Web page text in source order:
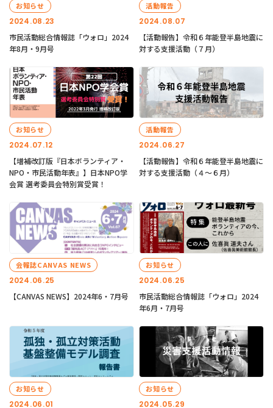
2024.08.23
お知らせ
市民活動総合情報誌「ウォロ」2024
年8月・9月号
2024.08.07
活動報告
【活動報告】令和６年能登半島地震に
対する支援活動（７月）
2024.07.12
お知らせ
【増補改訂版『日本ボランティア・
NPO・市民活動年表』】日本NPO学
会賞 選考委員会特別賞受賞！
2024.06.27
活動報告
【活動報告】令和６年能登半島地震に
対する支援活動（４〜６月）
2024.06.25
会報誌CANVAS NEWS
【CANVAS NEWS】2024年6・7月号
2024.06.25
お知らせ
市民活動総合情報誌「ウォロ」2024
年6月・7月号
2024.06.01
お知らせ
2024.05.29
お知らせ